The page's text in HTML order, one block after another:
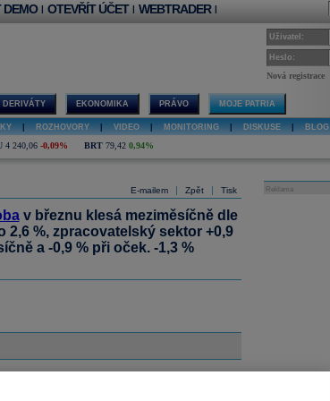
DEMO | OTEVŘÍT ÚČET | WEBTRADER |
Uživatel:
Heslo:
Nová registrace
DERIVÁTY EKONOMIKA PRÁVO MOJE PATRIA
ROZHOVORY VIDEO MONITORING DISKUSE BLOG
4 240,06 -0,09% BRT 79,42 0,94%
E-mailem | Zpět | Tisk
v březnu klesá meziměsíčně dle
2,6 %, zpracovatelský sektor +0,9
a -0,9 % při oček. -1,3 %
Reklama